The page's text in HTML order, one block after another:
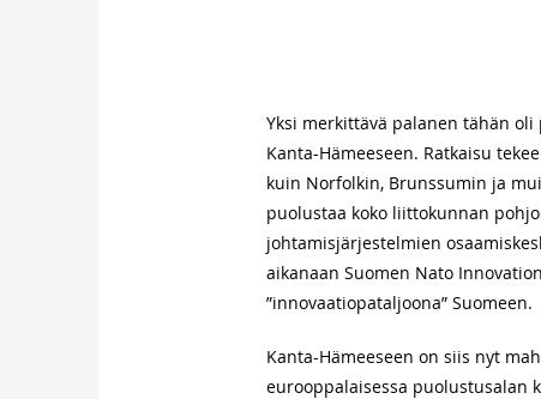
Yksi merkittävä palanen tähän
Kanta-Hämeeseen. Ratkaisu
kuin Norfolkin, Brunssumin ja
puolustaa koko liittokunnan
johtamisjärjestelmien
aikanaan Suomen Nato
”innovaatiopataljoona” Suomeen.
Kanta-Hämeeseen on siis nyt
eurooppalaisessa puolustusalan